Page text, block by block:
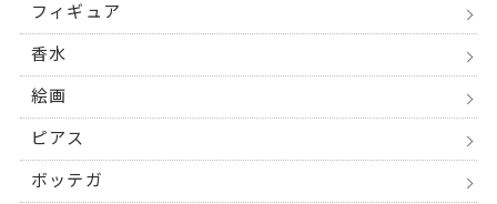
フィギュア
香水
絵画
ピアス
ボッテガ